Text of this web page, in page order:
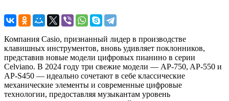
Компания Casio, признанный лидер в производстве
клавишных инструментов, вновь удивляет поклонников,
представив новые модели цифровых пианино в серии
Celviano. В 2024 году три свежие модели — AP-750, AP-550 и
AP-S450 — идеально сочетают в себе классические
механические элементы и современные цифровые
технологии, предоставляя музыкантам уровень